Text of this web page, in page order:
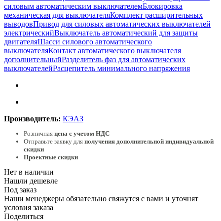
силовым автоматическим выключателемБлокировка
механическая для выключателяКомплект расширительных
выводовПривод для силовых автоматических выключателей
электрическийВыключатель автоматический для защиты
двигателяШасси силового автоматического
выключателяКонтакт автоматического выключателя
дополнительныйРазделитель фаз для автоматических
выключателейРасцепитель минимального напряжения
Производитель: КЭАЗ
Розничная цена с учетом НДС
Отправьте заявку для получения дополнительной индивидуальной
скидки
Проектные скидки
Нет в наличии
Нашли дешевле
Под заказ
Наши менеджеры обязательно свяжутся с вами и уточнят
условия заказа
Поделиться